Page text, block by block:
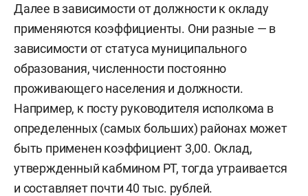
по количеству населения. Казань, согласно
статусу, относится к первой группе (свыше 1 млн
человек), Набережные Челны — ко второй (от
500 тыс. до 1 млн человек), Нижнекамск — к
третьей (от 250 тыс. до 500 тыс. человек).
Самый маленький район РТ — Атнинский — с
населением менее 15 тыс. человек относится к
7-й группе.
Далее в зависимости от должности к окладу
применяются коэффициенты. Они разные — в
зависимости от статуса муниципального
образования, численности постоянно
проживающего населения и должности.
Например, к посту руководителя исполкома в
определенных (самых больших) районах может
быть применен коэффициент 3,00. Оклад,
утвержденный кабмином РТ, тогда утраивается
и составляет почти 40 тыс. рублей.